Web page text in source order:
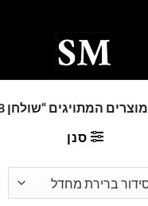
מוצרים המתויגים “שולחן 8 מקומות”
סנן